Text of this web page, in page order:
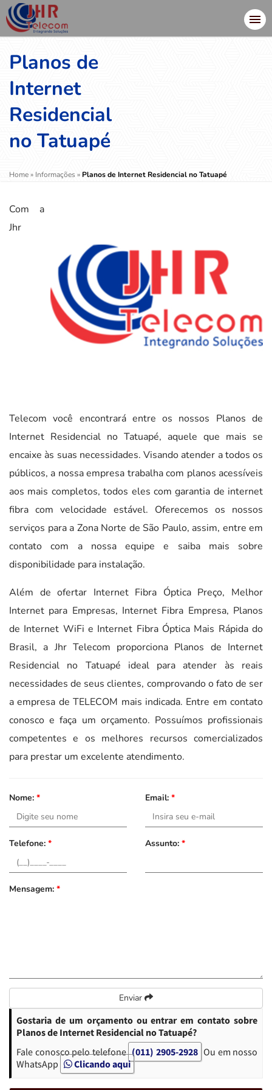
Planos de
Internet
Residencial
no Tatuapé
Home» Informações» Planos de Internet Residencial no Tatuapé
Com a
Jhr
Telecom você encontrará entre os nossos Planos de
Internet Residencial no Tatuapé, aquele que mais se
encaixe às suas necessidades. Visando atender a todos os
públicos, a nossa empresa trabalha com planos acessíveis
aos mais completos, todos eles com garantia de internet
fibra com velocidade estável. Oferecemos os nossos
serviços para a Zona Norte de São Paulo, assim, entre em
contato com a nossa equipe e saiba mais sobre
disponibilidade para instalação.
Além de ofertar Internet Fibra Óptica Preço, Melhor
Internet para Empresas, Internet Fibra Empresa, Planos
de Internet WiFi e Internet Fibra Óptica Mais Rápida do
Brasil, a Jhr Telecom proporciona Planos de Internet
Residencial no Tatuapé ideal para atender às reais
necessidades de seus clientes, comprovando o fato de ser
a empresa de TELECOM mais indicada. Entre em contato
conosco e faça um orçamento. Possuímos profissionais
competentes e os melhores recursos comercializados
para prestar um excelente atendimento.
Nome: * Email: *
Telefone: * Assunto: *
Mensagem: *
Enviar
Gostaria de um orçamento ou entrar em contato sobre
Planos de Internet Residencial no Tatuapé?
Fale conosco pelo telefone (011) 2905-2928 Ou em nosso
WhatsApp
Clicando aqui